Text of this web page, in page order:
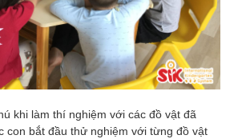
khi làm thí nghiệm với các đồ vật đã
con bắt đầu thử nghiệm với từng đồ vật